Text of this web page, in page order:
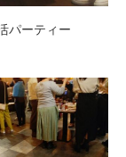
パーティー